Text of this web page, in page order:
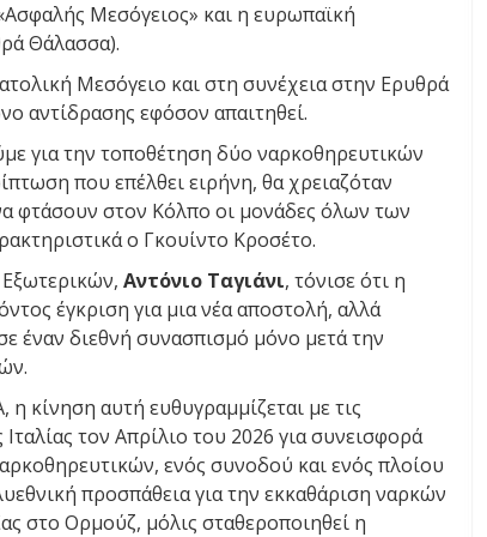
Μεσόγειος» και η ευρωπαϊκή
Θάλασσα).
Μεσόγειο και στη συνέχεια στην Ερυθρά
αντίδρασης εφόσον απαιτηθεί.
για την τοποθέτηση δύο ναρκοθηρευτικών
που επέλθει ειρήνη, θα χρειαζόταν
φτάσουν στον Κόλπο οι μονάδες όλων των
ο Γκουίντο Κροσέτο.
Αντόνιο Ταγιάνι, τόνισε ότι η
έγκριση για μια νέα αποστολή, αλλά
έναν διεθνή συνασπισμό μόνο μετά την
κίνηση αυτή ευθυγραμμίζεται με τις
τον Απρίλιο του 2026 για συνεισφορά
ενός συνοδού και ενός πλοίου
προσπάθεια για την εκκαθάριση ναρκών
στο Ορμούζ, μόλις σταθεροποιηθεί η